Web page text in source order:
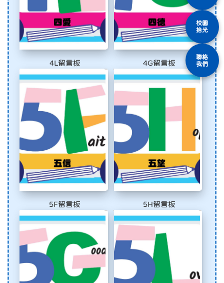
4L留言板 4G留言板
5F留言板 5H留言板
校園
拾光
聯絡
我們